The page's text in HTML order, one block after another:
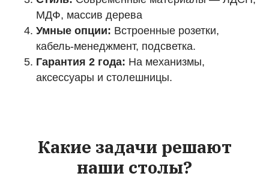
МДФ, массив дерева
Умные опции: Встроенные розетки,
кабель-менеджмент, подсветка.
Гарантия 2 года: На механизмы,
аксессуары и столешницы.
Какие задачи решают
наши столы?